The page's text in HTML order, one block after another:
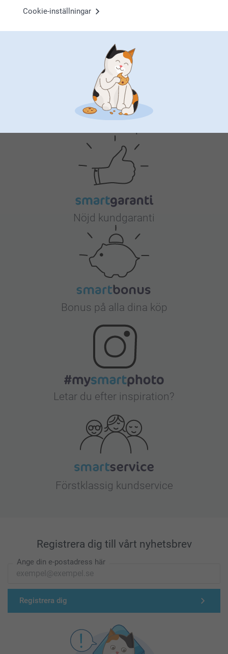
Cookie-inställningar
Musmatta
Varförsmartphoto
Nöjd kundgaranti
Bonus på alla dina köp
Letar du efter inspiration?
Förstklassig kundservice
Registrera dig till vårt nyhetsbrev
Ange din e-postadress här
Registrera dig